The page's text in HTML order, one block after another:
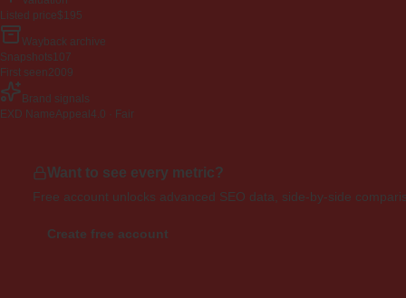
Listed price$195
Wayback archive
Snapshots 107
First seen2009
Brand signals
EXD NameAppeal 4.0 · Fair
Want to see every metric?
Free account unlocks advanced SEO data, side-by-side
Create free account